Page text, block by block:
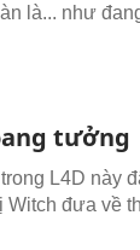
là... như
tưởng
L4D này
đưa về